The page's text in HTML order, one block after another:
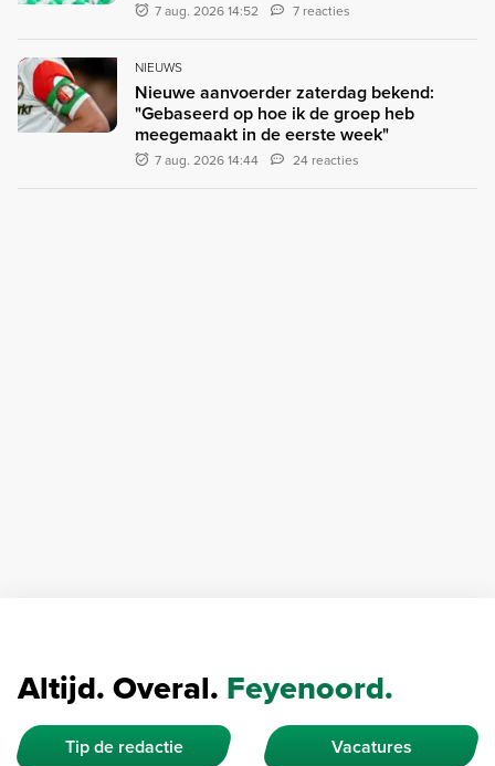
7 aug. 2026 14:52 7 reacties
NIEUWS
Nieuwe aanvoerder zaterdag bekend:
"Gebaseerd op hoe ik de groep heb
meegemaakt in de eerste week"
7 aug. 2026 14:44 24 reacties
Altijd. Overal. Feyenoord.
Tip de redactie Vacatures